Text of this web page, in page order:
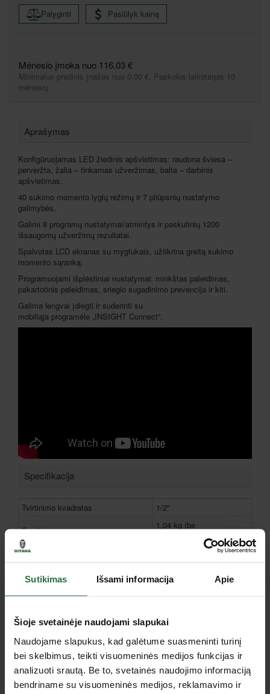
Sutikimas Išsami informacija Apie
Šioje svetainėje naudojami slapukai
Naudojame slapukus, kad galėtume suasmeninti turinį
bei skelbimus, teikti visuomeninės medijos funkcijas ir
analizuoti srautą. Be to, svetainės naudojimo informaciją
bendriname su visuomeninės medijos, reklamavimo ir
Palyginti Pasiūlyk kainą
Mėnesio įmoka nuo 116.03 €
Minimalus pradinis įnašas nuo 0.00 €. Paskolos laikotarpis 10
mėnesių.
Aprašymas
Konfigūruojamas LED žiedinis apšvietimas: raudona šviesa –
perveržta, žalia – tinkamas užveržimas, balta – darbinis
apšvietimas.
40 sukimo momento lygių režimų ir 7 pliūpsnių nustatymo
galimybės.
Galimi 8 programų nustatymai/atmintys ir paskutinių 1200
išsaugomų užveržimų rezultatai.
Spalvotas LCD ekranas su mygtukais, užtikrina greitą sukimo
momento sąranką.
Programuojami išplėstiniai nustatymai: minkštas paleidimas,
pakartotinis paleidimas, sriegio sugadinimo prevencija ir kiti.
Galima lengvai įdiegti ir suderinti su
mobiliąja programėle „INSIGHT Connect“.
Specifikacija
Tvirtinimo kvadratas
1/2"
Svoris
1,04 kg (be
Akumuliatoriaus medžiaga
M8-M10
Tipas
Veržliasukiai
Garantija fiziniams asmenims, mėn.
24
Garantija juridiniams asmenims,
mėn.
Akumuliatorius ir įkroviklis
Nėra